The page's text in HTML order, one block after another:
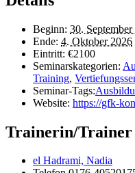
Beginn: 30.
Ende: 4. Oktober 2026
Eintritt: €2100
Seminarskategorien:
Training,
Seminar-Tags:
Website: https://gfk-
Trainerin/Trainer
el Hadrami, Nadia